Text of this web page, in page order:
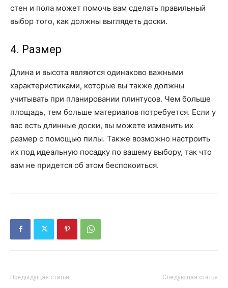
стен и пола может помочь вам сделать правильный
выбор того, как должны выглядеть доски.
4. Размер
Длина и высота являются одинаково важными
характеристиками, которые вы также должны
учитывать при планировании плинтусов. Чем больше
площадь, тем больше материалов потребуется. Если у
вас есть длинные доски, вы можете изменить их
размер с помощью пилы. Также возможно настроить
их под идеальную посадку по вашему выбору, так что
вам не придется об этом беспокоиться.
Предыдущая статья Следующая статья